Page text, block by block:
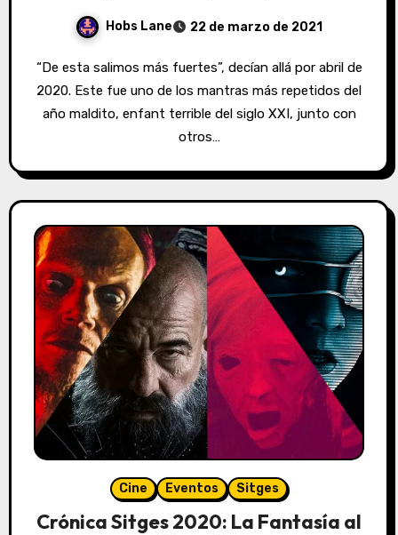
Hobs Lane 22 de marzo de 2021
“De esta salimos más fuertes”, decían allá por abril de
2020. Este fue uno de los mantras más repetidos del
año maldito, enfant terrible del siglo XXI, junto con
otros…
Cine Eventos Sitges
Crónica Sitges 2020: La Fantasía al